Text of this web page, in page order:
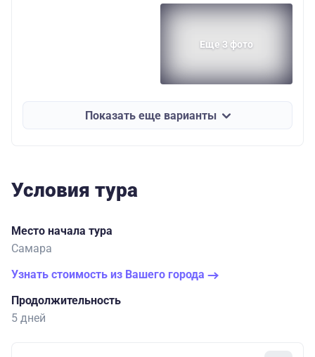
Еще 3 фото
Показать еще варианты
Условия тура
Место начала тура
Самара
Узнать стоимость из Вашего города
Продолжительность
5 дней